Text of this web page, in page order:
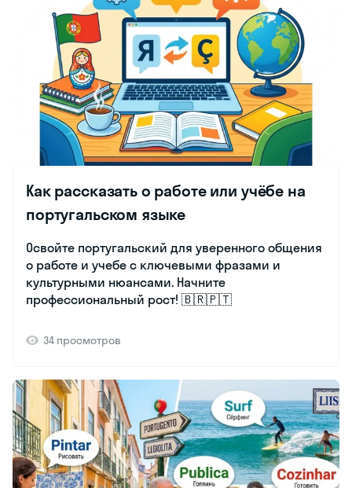
Как рассказать о работе или учёбе на
португальском языке
Освойте португальский для уверенного общения
о работе и учебе с ключевыми фразами и
культурными нюансами. Начните
профессиональный рост! 🇧🇷🇵🇹
34 просмотров